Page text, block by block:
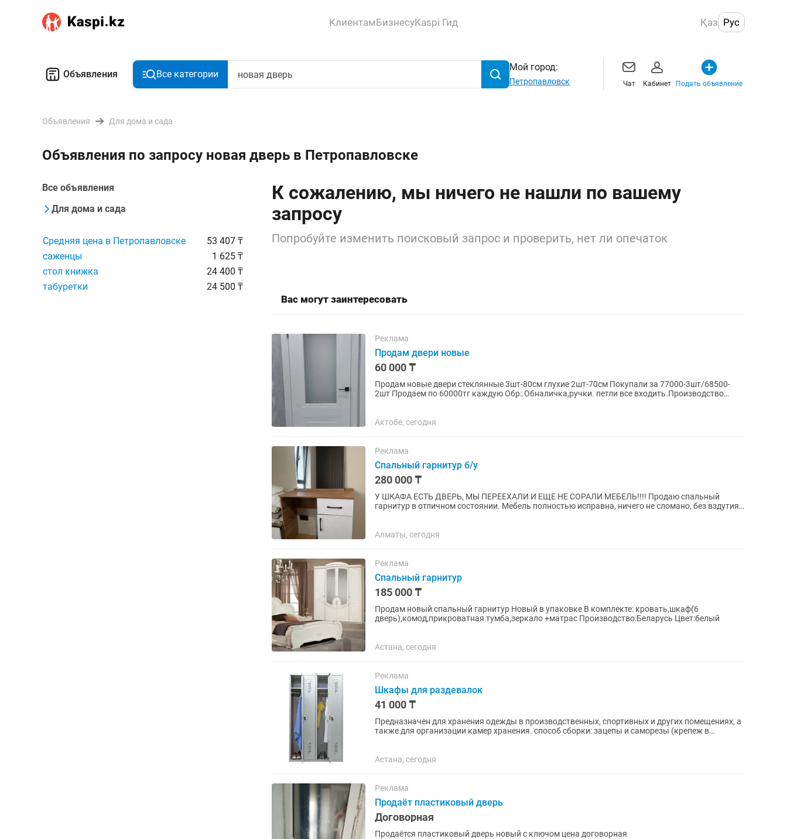
КлиентамБизнесуKaspi Гид Қаз Рус
Объявления Все категории
Мой город:
Петропавловск Чат Кабинет Подать объявление
Объявления Для дома и сада
Объявления по запросу новая дверь в Петропавловске
Все объявления
Для дома и сада
Средняя цена в Петропавловске
53 407 ₸
саженцы
1 625 ₸
стол книжка
24 400 ₸
табуретки
24 500 ₸
К сожалению, мы ничего не нашли по вашему
запросу
Попробуйте изменить поисковый запрос и проверить, нет ли опечаток
Вас могут заинтересовать
Реклама
Продам двери новые
60 000 ₸
Продам новые двери стеклянные 3шт-80см глухие 2шт-70см Покупали за 77000-3шт/68500-
2шт Продаем по 60000тг каждую Обр:.Обналичка,ручки. петли все входить.Производство
Актобе, сегодня
Реклама
Спальный гарнитур б/у
280 000 ₸
У ШКАФА ЕСТЬ ДВЕРЬ, МЫ ПЕРЕЕХАЛИ И ЕЩЕ НЕ СОРАЛИ МЕБЕЛЬ!!!! Продаю спальный
гарнитур в отличном состоянии. Мебель полностью исправна, ничего не сломано, без вздутия
Алматы, сегодня
Реклама
Спальный гарнитур
185 000 ₸
Продам новый спальный гарнитур Новый в упаковке В комплекте: кровать,шкаф(6
дверь),комод,прикроватная тумба,зеркало +матрас Производство:Беларусь Цвет:белый
Астана, сегодня
Реклама
Шкафы для раздевалок
41 000 ₸
Предназначен для хранения одежды в производственных, спортивных и других помещениях, а
также для организации камер хранения. способ сборки: зацепы и саморезы (крепеж в
Астана, сегодня
Реклама
Продаёт пластиковый дверь
Договорная
Продаётся пластиковый дверь новый с ключом цена договорная